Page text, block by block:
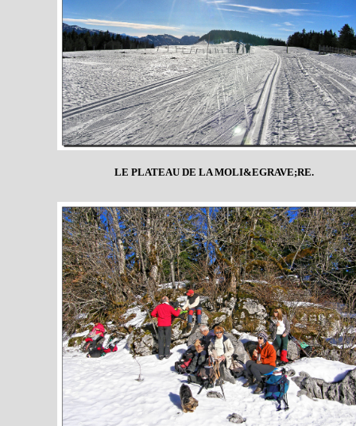
LE PLATEAU DE LA MOLI&EGRAVE;RE.